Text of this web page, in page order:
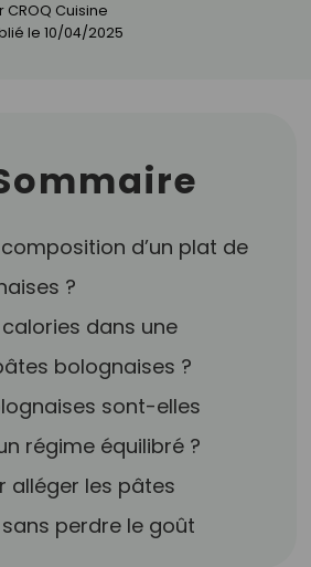
CROQ Cuisine
le 10/04/2025
d’un plat de
?
dans une
bolognaises ?
sont-elles
régime équilibré ?
alléger les pâtes
perdre le goût